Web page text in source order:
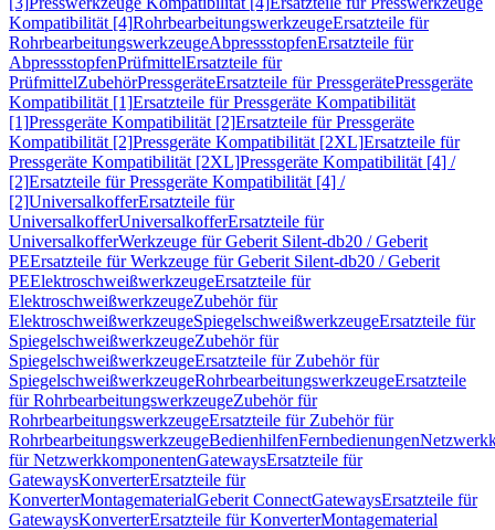
Kompatibilität [4]RohrbearbeitungswerkzeugeErsatzteile für
RohrbearbeitungswerkzeugeAbpressstopfenErsatzteile für
AbpressstopfenPrüfmittelErsatzteile für
PrüfmittelZubehörPressgeräteErsatzteile für PressgerätePressgeräte
Kompatibilität [1]Ersatzteile für Pressgeräte Kompatibilität
[1]Pressgeräte Kompatibilität [2]Ersatzteile für Pressgeräte
Kompatibilität [2]Pressgeräte Kompatibilität [2XL]Ersatzteile für
Pressgeräte Kompatibilität [2XL]Pressgeräte Kompatibilität [4] /
[2]Ersatzteile für Pressgeräte Kompatibilität [4] /
[2]UniversalkofferErsatzteile für
UniversalkofferUniversalkofferErsatzteile für
UniversalkofferWerkzeuge für Geberit Silent-db20 / Geberit
PEErsatzteile für Werkzeuge für Geberit Silent-db20 / Geberit
PEElektroschweißwerkzeugeErsatzteile für
ElektroschweißwerkzeugeZubehör für
ElektroschweißwerkzeugeSpiegelschweißwerkzeugeErsatzteile für
SpiegelschweißwerkzeugeZubehör für
SpiegelschweißwerkzeugeErsatzteile für Zubehör für
SpiegelschweißwerkzeugeRohrbearbeitungswerkzeugeErsatzteile
für RohrbearbeitungswerkzeugeZubehör für
RohrbearbeitungswerkzeugeErsatzteile für Zubehör für
RohrbearbeitungswerkzeugeBedienhilfenFernbedienungen
für NetzwerkkomponentenGatewaysErsatzteile für
GatewaysKonverterErsatzteile für
KonverterMontagematerialGeberit ConnectGatewaysErsatzteile für
GatewaysKonverterErsatzteile für KonverterMontagematerial